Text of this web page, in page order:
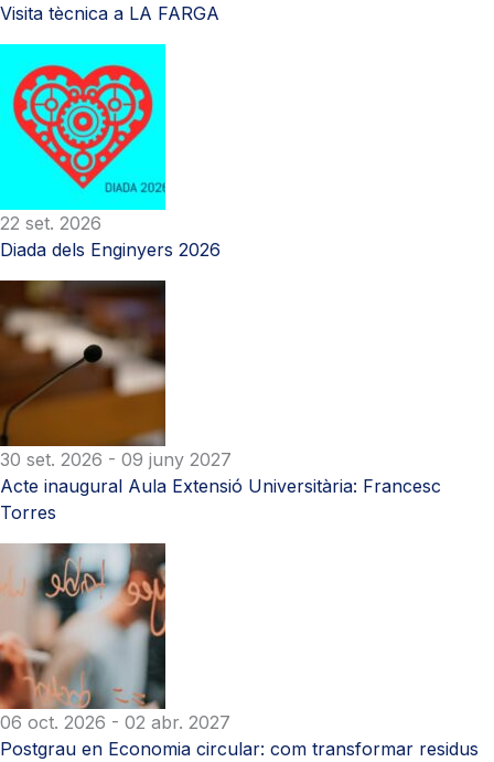
Visita tècnica a LA FARGA
22 set. 2026
Diada dels Enginyers 2026
30 set. 2026 - 09 juny 2027
Acte inaugural Aula Extensió Universitària: Francesc
Torres
06 oct. 2026 - 02 abr. 2027
Postgrau en Economia circular: com transformar residus